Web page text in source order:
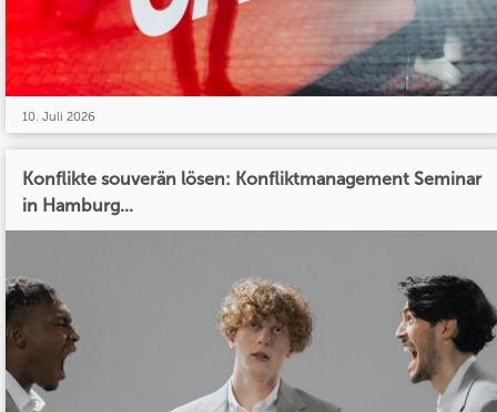
10. Juli 2026
Konflikte souverän lösen: Konfliktmanagement Seminar
in Hamburg...